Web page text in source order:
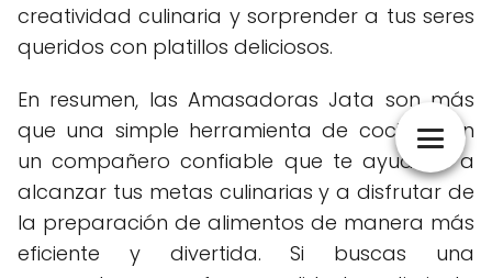
creatividad culinaria y sorprender a tus seres
queridos con platillos deliciosos.
En resumen, las Amasadoras Jata son más
que una simple herramienta de cocina; son
un compañero confiable que te ayudará a
alcanzar tus metas culinarias y a disfrutar de
la preparación de alimentos de manera más
eficiente y divertida. Si buscas una